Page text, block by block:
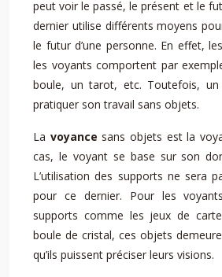
peut voir le passé, le présent et le
dernier utilise différents moyens
le futur d’une personne. En effet,
les voyants comportent par
boule, un tarot, etc. Toutefois,
pratiquer son travail sans objets.
La voyance sans objets est la
cas, le voyant se base sur son
L’utilisation des supports ne sera
pour ce dernier. Pour les
supports comme les jeux de
boule de cristal, ces objets
qu’ils puissent préciser leurs visions.